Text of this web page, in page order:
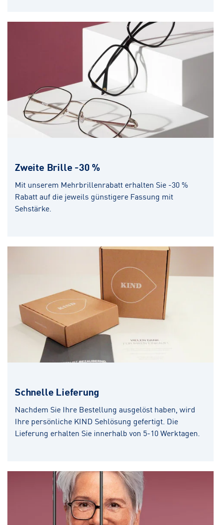
Zweite Brille -30 %
Mit unserem Mehrbrillenrabatt erhalten Sie -30 %
Rabatt auf die jeweils günstigere Fassung mit
Sehstärke.
Schnelle Lieferung
Nachdem Sie Ihre Bestellung ausgelöst haben, wird
Ihre persönliche KIND Sehlösung gefertigt. Die
Lieferung erhalten Sie innerhalb von 5-10 Werktagen.